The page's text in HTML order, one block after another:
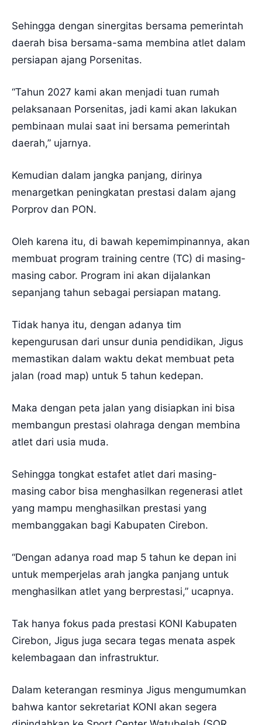
Sehingga dengan sinergitas bersama pemerintah
daerah bisa bersama-sama membina atlet dalam
persiapan ajang Porsenitas.
“Tahun 2027 kami akan menjadi tuan rumah
pelaksanaan Porsenitas, jadi kami akan lakukan
pembinaan mulai saat ini bersama pemerintah
daerah,” ujarnya.
Kemudian dalam jangka panjang, dirinya
menargetkan peningkatan prestasi dalam ajang
Porprov dan PON.
Oleh karena itu, di bawah kepemimpinannya, akan
membuat program training centre (TC) di masing-
masing cabor. Program ini akan dijalankan
sepanjang tahun sebagai persiapan matang.
Tidak hanya itu, dengan adanya tim
kepengurusan dari unsur dunia pendidikan, Jigus
memastikan dalam waktu dekat membuat peta
jalan (road map) untuk 5 tahun kedepan.
Maka dengan peta jalan yang disiapkan ini bisa
membangun prestasi olahraga dengan membina
atlet dari usia muda.
Sehingga tongkat estafet atlet dari masing-
masing cabor bisa menghasilkan regenerasi atlet
yang mampu menghasilkan prestasi yang
membanggakan bagi Kabupaten Cirebon.
“Dengan adanya road map 5 tahun ke depan ini
untuk memperjelas arah jangka panjang untuk
menghasilkan atlet yang berprestasi,” ucapnya.
Tak hanya fokus pada prestasi KONI Kabupaten
Cirebon, Jigus juga secara tegas menata aspek
kelembagaan dan infrastruktur.
Dalam keterangan resminya Jigus mengumumkan
bahwa kantor sekretariat KONI akan segera